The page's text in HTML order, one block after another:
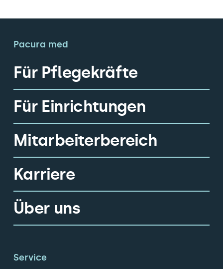
Pacura med
Für Pflegekräfte
Für Einrichtungen
Mitarbeiterbereich
Karriere
Über uns
Service